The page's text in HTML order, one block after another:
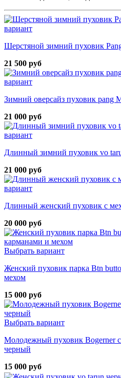
вариант
Шерстяной зимний пуховик
21 500 руб
вариант
Зимний оверсайз пуховик pang
21 000 руб
вариант
Длинный зимний пуховик vo
21 000 руб
вариант
Длинный женский пуховик с
20 000 руб
Выбрать вариант
Женский пуховик парка Btn
мехом
15 000 руб
Выбрать вариант
Молодежный пуховик Bogerner с
черный
15 000 руб